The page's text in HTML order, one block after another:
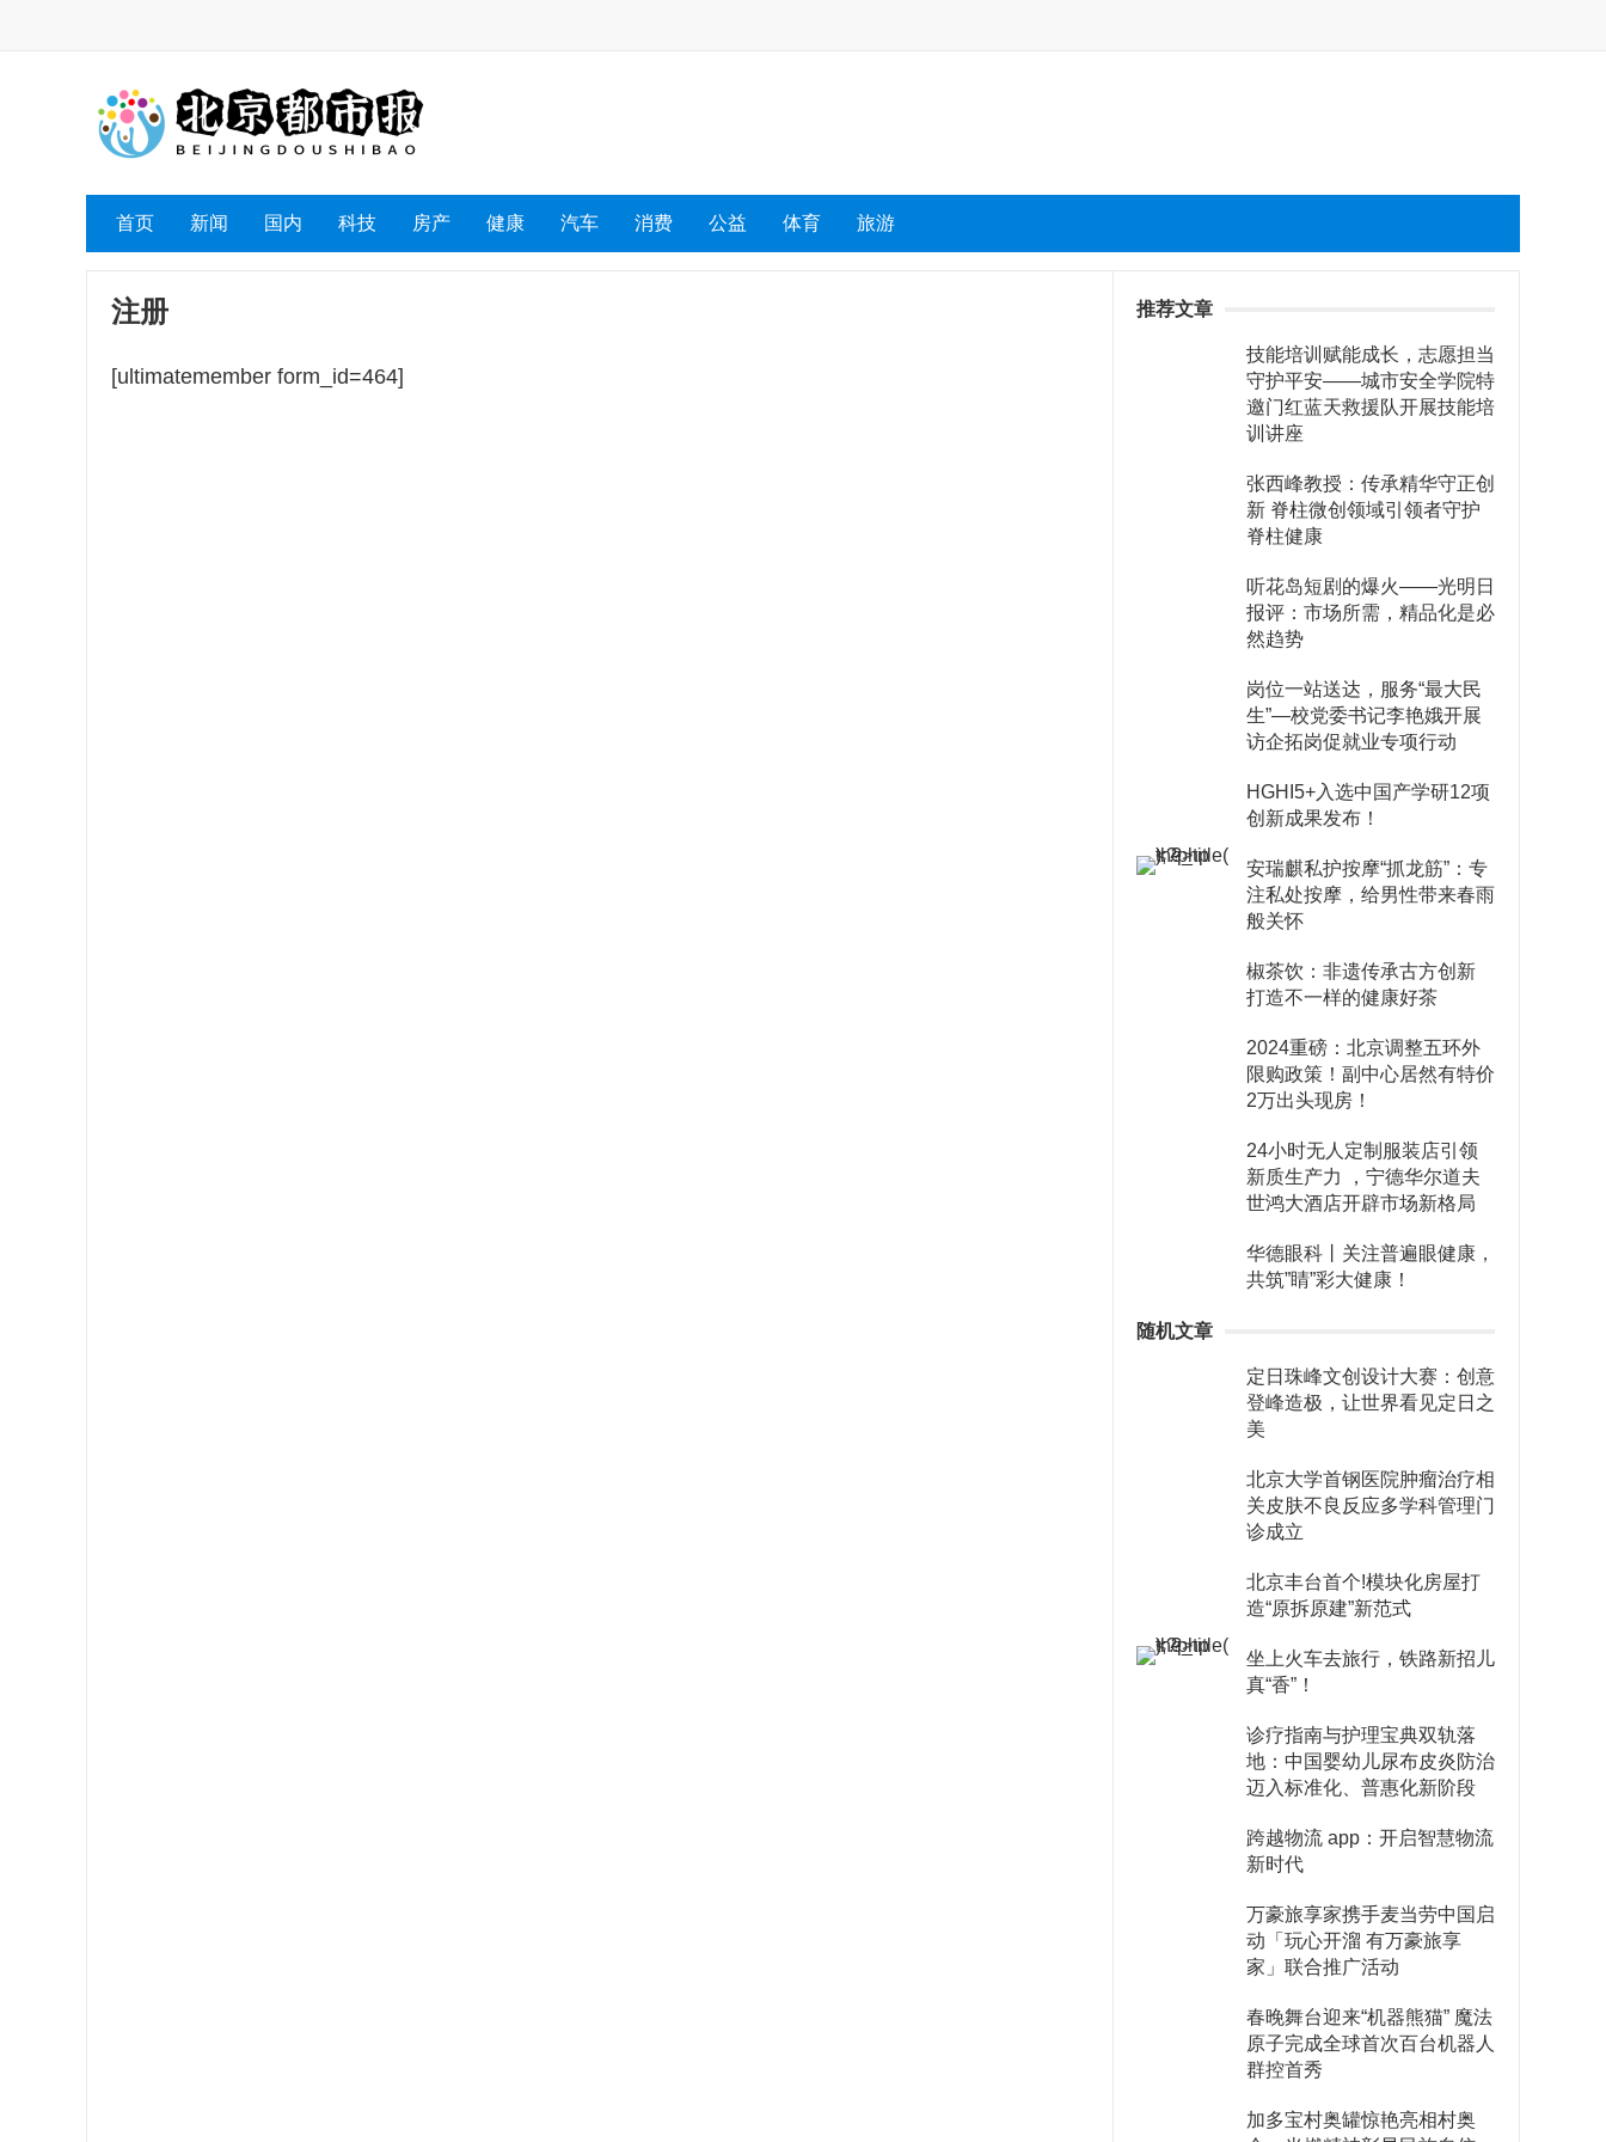
首页 新闻 国内 科技 房产 健康 汽车 消费 公益 体育 旅游
注册
[ultimatemember form_id=464]
推荐文章
技能培训赋能成长，志愿担当
守护平安——城市安全学院特
邀门红蓝天救援队开展技能培
训讲座
张西峰教授：传承精华守正创
新 脊柱微创领域引领者守护
脊柱健康
听花岛短剧的爆火——光明日
报评：市场所需，精品化是必
然趋势
岗位一站送达，服务“最大民
生”—校党委书记李艳娥开展
访企拓岗促就业专项行动
HGHI5+入选中国产学研12项
创新成果发布！
安瑞麒私护按摩“抓龙筋”：专
注私处按摩，给男性带来春雨
般关怀
椒茶饮：非遗传承古方创新
打造不一样的健康好茶
2024重磅：北京调整五环外
限购政策！副中心居然有特价
2万出头现房！
24小时无人定制服装店引领
新质生产力 ，宁德华尔道夫
世鸿大酒店开辟市场新格局
华德眼科丨关注普遍眼健康，
共筑”睛”彩大健康！
随机文章
定日珠峰文创设计大赛：创意
登峰造极，让世界看见定日之
美
北京大学首钢医院肿瘤治疗相
关皮肤不良反应多学科管理门
诊成立
北京丰台首个!模块化房屋打
造“原拆原建”新范式
坐上火车去旅行，铁路新招儿
真“香”！
诊疗指南与护理宝典双轨落
地：中国婴幼儿尿布皮炎防治
迈入标准化、普惠化新阶段
跨越物流 app：开启智慧物流
新时代
万豪旅享家携手麦当劳中国启
动「玩心开溜 有万豪旅享
家」联合推广活动
春晚舞台迎来“机器熊猫” 魔法
原子完成全球首次百台机器人
群控首秀
加多宝村奥罐惊艳亮相村奥